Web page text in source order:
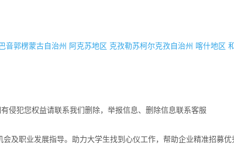
巴音郭楞蒙古自治州 阿克苏地区 克孜勒苏柯尔克孜自治州 喀什地区
侵犯您权益请联系我们删除，举报信息、删除信息联系客服
职业发展指导。助力大学生找到心仪工作，帮助企业精准招募优